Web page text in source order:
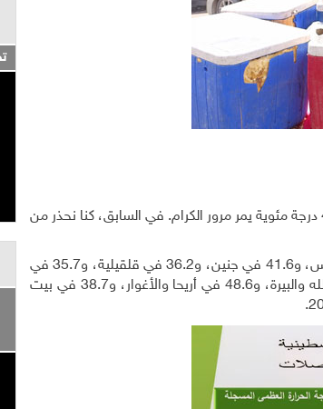
الأربعاء 13 آب 2025، كأننا في فرن كبير، فالحرارة لاهبة، والرطوبة قياسية، وصار ذكر 40 درجة مئوية يمر مرور الكرام. في السابق، كنا نحذر من
وفق دائرة الأرصاد الجوية، فإن درجة الحرارة في هذا اليوم كانت قياسية: 39.5 في القدس، و41.6 في جنين، و36.2 في قلقيلية، و35.7 في
طولكرم، و44.9 في طوباس، و38.4 في نابلس، و39.9 في سلفيت، و37.3 في رام الله والبيرة، و48.6 في أريحا والأغوار، و38.7 في بيت